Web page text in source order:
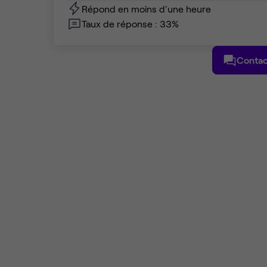
Répond en moins d'une heure
Taux de réponse : 33%